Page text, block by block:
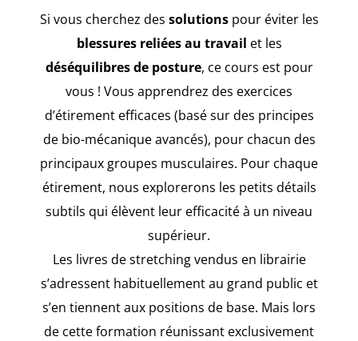
Si vous cherchez des solutionspour éviter les
blessures reliées au travail et les
déséquilibres de posture, ce cours est pour
vous ! Vous apprendrez des exercices
d’étirement efficaces (basé sur des principes
de bio-mécanique avancés), pour chacun des
principaux groupes musculaires. Pour chaque
étirement, nous explorerons les petits détails
subtils qui élèvent leur efficacité à un niveau
supérieur.
Les livres de stretching vendus en librairie
s’adressent habituellement au grand public et
s’en tiennent aux positions de base. Mais lors
de cette formation réunissant exclusivement